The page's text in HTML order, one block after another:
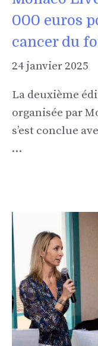
000 euros
cancer du
24 janvier 2025
La deuxième
organisée par
s’est conclue
…